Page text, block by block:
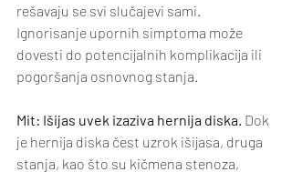
rešavaju se svi slučajevi sami.
Ignorisanje upornih simptoma može
dovesti do potencijalnih komplikacija ili
pogoršanja osnovnog stanja.
Mit: Išijas uvek izaziva hernija diska. Dok
je hernija diska čest uzrok išijasa, druga
stanja, kao što su kičmena stenoza,